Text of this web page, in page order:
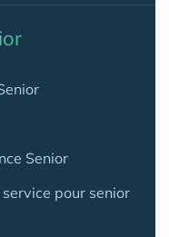
Senior
pour senior